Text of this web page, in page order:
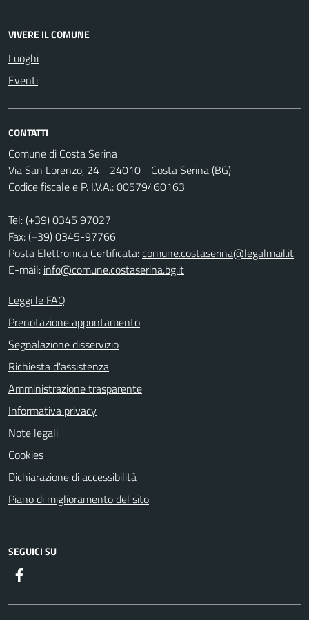
VIVERE IL COMUNE
Luoghi
Eventi
CONTATTI
Comune di Costa Serina
Via San Lorenzo, 24 - 24010 - Costa Serina (BG)
Codice fiscale e P. I.V.A.: 00579460163
Tel:(+39) 0345 97027
Fax: (+39) 0345-97766
Posta Elettronica Certificata:comune.costaserina@legalmail.it
E-mail: info@comune.costaserina.bg.it
Leggi le FAQ
Prenotazione appuntamento
Segnalazione disservizio
Richiesta d'assistenza
Amministrazione trasparente
Informativa privacy
Note legali
Cookies
Dichiarazione di accessibilità
Piano di miglioramento del sito
SEGUICI SU